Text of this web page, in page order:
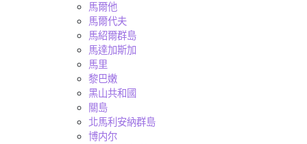
馬爾他
馬爾代夫
馬紹爾群島
馬達加斯加
馬里
黎巴嫩
黑山共和國
關島
北馬利安納群島
博内尔